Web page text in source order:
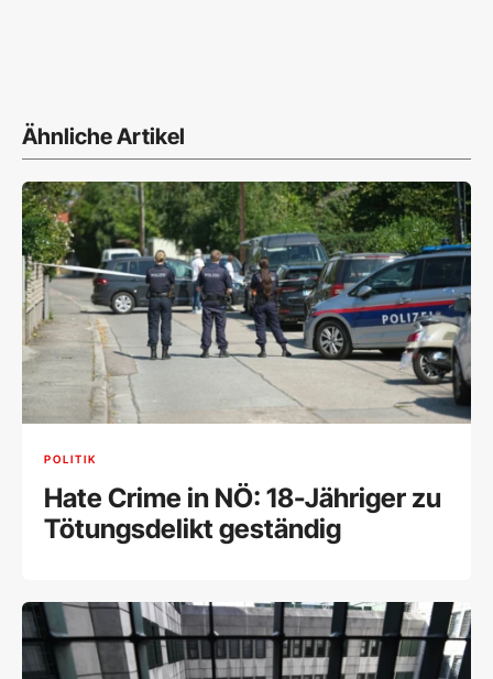
Ähnliche Artikel
POLITIK
Hate Crime in NÖ: 18-Jähriger zu
Tötungsdelikt geständig